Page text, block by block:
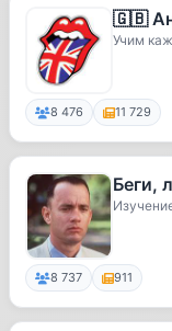
🇬🇧
Учим
8 476 11 729
Беги,
8 737 911